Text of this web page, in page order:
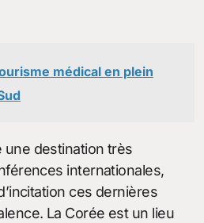
médical en plein
une destination très
internationales,
ces dernières
La Corée est un lieu